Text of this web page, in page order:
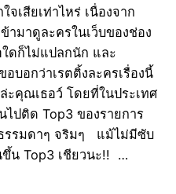
เสียเท่าไหร่ เนื่องจาก
ามาดูละครในเว็บของช่อง
ดก็ไม่แปลกนัก และ
บอกว่าเรตติ้งละครเรื่องนี้
ะคุณเธอว์ โดยที่ในประเทศ
ปติด Top3 ของรายการ
รรมดาๆ จริมๆ แม้ไม่มีซับ
น Top3 เชียวนะ!! …